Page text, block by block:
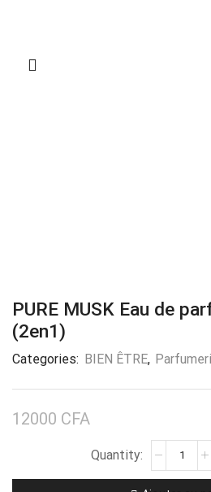
PURE MUSK Eau de
(2en1)
Categories: BIEN ÊTRE,
12000 CFA